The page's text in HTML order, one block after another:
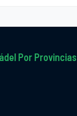
Por Provincias